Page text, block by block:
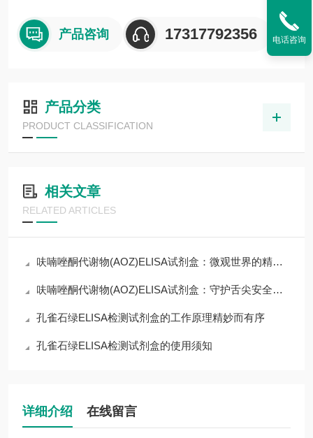
产品咨询 17317792356
产品分类
PRODUCT CLASSIFICATION
相关文章
RELATED ARTICLES
呋喃唑酮代谢物(AOZ)ELISA试剂盒：微观世界的精准捕手
呋喃唑酮代谢物(AOZ)ELISA试剂盒：守护舌尖安全的免疫防线
孔雀石绿ELISA检测试剂盒的工作原理精妙而有序
孔雀石绿ELISA检测试剂盒的使用须知
详细介绍 在线留言
电话咨询